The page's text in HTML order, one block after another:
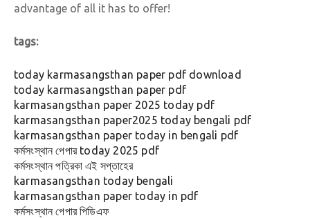
advantage of all it has to offer!
tags:
today karmasangsthan paper pdf download
today karmasangsthan paper pdf
karmasangsthan paper 2025 today pdf
karmasangsthan paper2025 today bengali pdf
karmasangsthan paper today in bengali pdf
কর্মসংস্থান পেপার today 2025 pdf
কর্মসংস্থান পত্রিকা এই সপ্তাহের
karmasangsthan today bengali
karmasangsthan paper today in pdf
কর্মসংস্থান পেপার পিডিএফ